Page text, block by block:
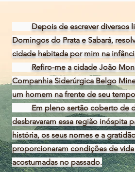
Depois de escrever diversos
Domingos do Prata e Sabará,
cidade habitada por mim na
Refiro-me a cidade João
Companhia Siderúrgica Belgo
um homem na frente de seu
Em pleno sertão coberto de
desbravaram essa região inóspita
história, os seus nomes e a
proporcionaram condições de
acostumadas no passado.